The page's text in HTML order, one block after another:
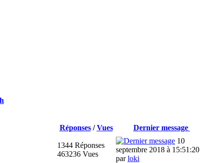
Réponses/Vues
Dernier message
1344 Réponses
463236 Vues
10
septembre 2018 à 15:51:20
parloki